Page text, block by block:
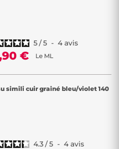
5/5 - 4 avis
€ Le ML
simili cuir grainé bleu/violet 140
4.3/5 - 4 avis